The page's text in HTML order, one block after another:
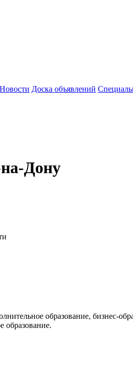
Новости Доска объявлений
Дону
образование, бизнес-
образование.